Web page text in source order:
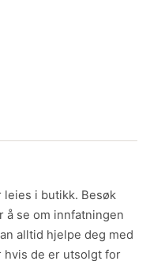
i butikk. Besøk
å se om innfatningen
alltid hjelpe deg med
hvis de er utsolgt for